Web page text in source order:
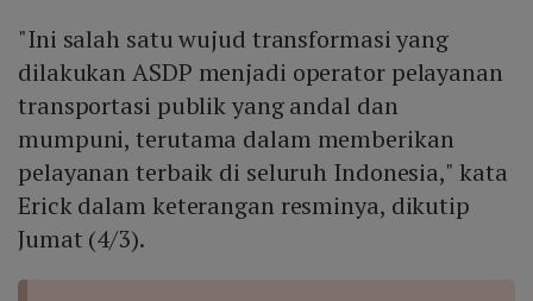
"Ini salah satu wujud transformasi yang
dilakukan ASDP menjadi operator pelayanan
transportasi publik yang andal dan
mumpuni, terutama dalam memberikan
pelayanan terbaik di seluruh Indonesia," kata
Erick dalam keterangan resminya, dikutip
Jumat (4/3).